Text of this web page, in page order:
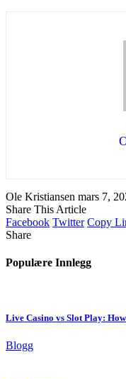
Ole Kristiansen mars 7,
Share This Article
Facebook Twitter Copy
Share
Populære Innlegg
Live Casino vs Slot Play:
Blogg